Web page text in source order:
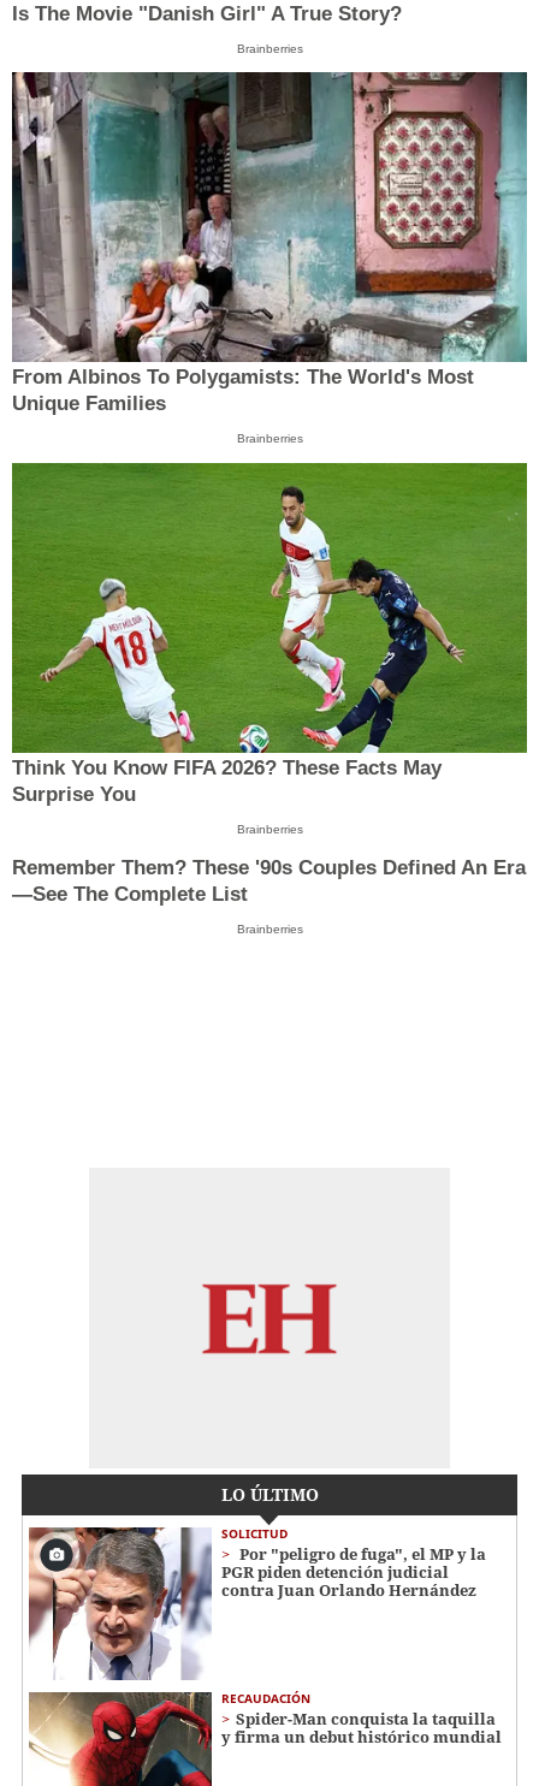
Is The Movie "Danish Girl" A True Story?
Brainberries
From Albinos To Polygamists: The World's Most
Unique Families
Brainberries
Think You Know FIFA 2026? These Facts May
Surprise You
Brainberries
Remember Them? These '90s Couples Defined An Era
—See The Complete List
Brainberries
LO ÚLTIMO
SOLICITUD
Por "peligro de fuga", el MP y la
PGR piden detención judicial
contra Juan Orlando Hernández
RECAUDACIÓN
Spider-Man conquista la taquilla
y firma un debut histórico mundial